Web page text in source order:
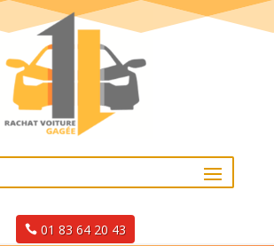
01 83 64 20 43